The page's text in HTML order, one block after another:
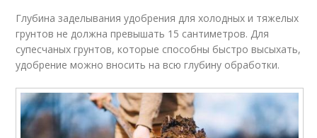
Глубина заделывания удобрения для холодных и тяжелых
грунтов не должна превышать 15 сантиметров. Для
супесчаных грунтов, которые способны быстро высыхать,
удобрение можно вносить на всю глубину обработки.